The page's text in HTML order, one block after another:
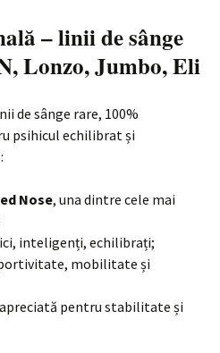
– linii de sânge
Lonzo, Jumbo, Eli
de sânge rare, 100%
psihicul echilibrat și
Nose, una dintre cele mai
inteligenți, echilibrați;
mobilitate și
pentru stabilitate și